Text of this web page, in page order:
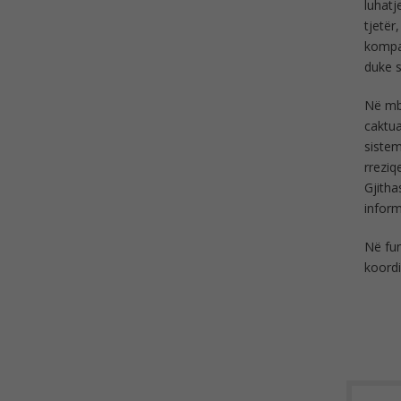
tjetër,
duke
Në
Në